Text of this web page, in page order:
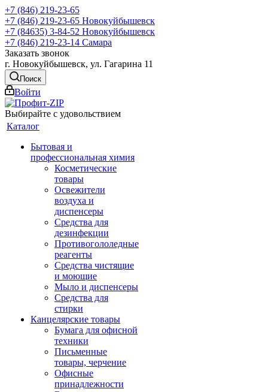
+7 (846) 219-23-65
+7 (846) 219-23-65 Новокуйбышевск
+7 (84635) 3-84-52 Новокуйбышевск
+7 (846) 219-23-14 Самара
Заказать звонок
г. Новокуйбышевск, ул. Гагарина 11
Поиск
Войти
Выбирайте с удовольствием
Каталог
Бытовая и
профессиональная химия
Косметические
товары
Освежители
воздуха и
диспенсеры
Средства для
дезинфекции
Противогололедные
реагенты
Средства чистящие
и моющие
Мыло и диспенсеры
Средства для
стирки
Канцелярские товары
Бумага для офисной
техники
Письменные
товары, черчение
Офисные
принадлежности